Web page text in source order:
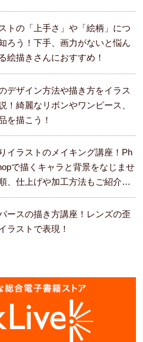
トの「上手さ」や「絵柄」につ
ろう！下手、画力がないと悩ん
絵描きさんにおすすめ！
デザイン方法や描き方をイラス
！綺麗なリボンやワンピース、
を描こう！
イラストのメイキング講座！Ph
で描くキャラと背景をなじませ
、仕上げや加工方法もご紹介し
ースの描き方講座！レンズの歪
ラストで表現！